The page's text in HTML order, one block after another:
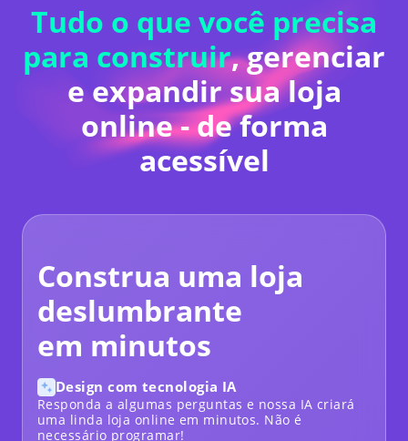
Tudo o que você precisa
para construir, gerenciar
e expandir sua loja
online - de forma
acessível
Construa uma loja
deslumbrante
em minutos
Design com tecnologia IA
Responda a algumas perguntas e nossa IA criará
uma linda loja online em minutos. Não é
necessário programar!